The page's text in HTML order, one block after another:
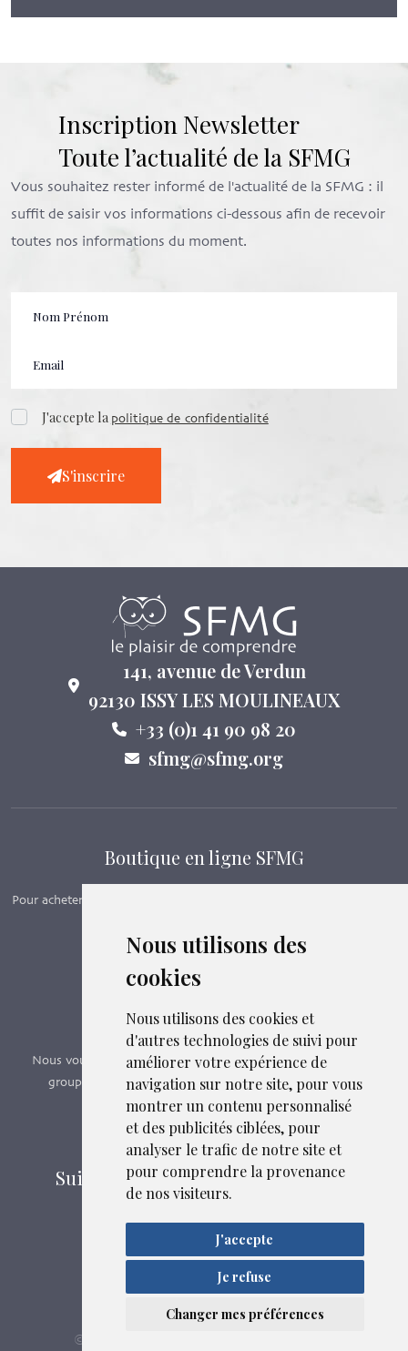
Nous utilisons des
cookies
Nous utilisons des cookies et
d'autres technologies de suivi pour
améliorer votre expérience de
navigation sur notre site, pour vous
montrer un contenu personnalisé
et des publicités ciblées, pour
analyser le trafic de notre site et
pour comprendre la provenance
de nos visiteurs.
J'accepte
Je refuse
Changer mes préférences
Liens et fichiers associés
Inscription Newsletter
Toute l’actualité de la SFMG
Vous souhaitez rester informé de l'actualité de la SFMG : il
suffit de saisir vos informations ci-dessous afin de recevoir
toutes nos informations du moment.
J'accepte lapolitique de confidentialité
S'inscrire
141, avenue de Verdun
92130 ISSY LES MOULINEAUX
+33 (0)1 41 90 98 20
sfmg@sfmg.org
Boutique en ligne SFMG
Pour acheter nos manuels, adhérer et payer ses cotisations en ligne,
Boutique en ligne
Formations SFMG
Nous vous proposons des formations e-learning, présentiels,
groupes de pairs - Certificat QUALIOPI n° 2020/89171.3
Découvrir nos formations
Suivez-nous sur les réseaux sociaux
Mentions légales
Confidentialité
Plan du site
© 2026